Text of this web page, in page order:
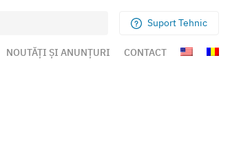
Suport Tehnic
NOUTĂȚI ȘI ANUNȚURI CONTACT